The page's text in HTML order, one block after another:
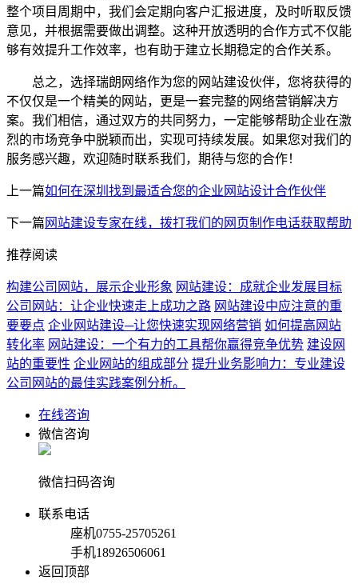
整个项目周期中，我们会定期向客户汇报进度，及时听取反馈
意见，并根据需要做出调整。这种开放透明的合作方式不仅能
够有效提升工作效率，也有助于建立长期稳定的合作关系。
总之，选择瑞朗网络作为您的网站建设伙伴，您将获得的
不仅仅是一个精美的网站，更是一套完整的网络营销解决方
案。我们相信，通过双方的共同努力，一定能够帮助企业在激
烈的市场竞争中脱颖而出，实现可持续发展。如果您对我们的
服务感兴趣，欢迎随时联系我们，期待与您的合作！
上一篇如何在深圳找到最适合您的企业网站设计合作伙伴
下一篇 网站建设专家在线，拨打我们的网页制作电话获取帮助
推荐阅读
构建公司网站，展示企业形象 网站建设：成就企业发展目标
公司网站：让企业快速走上成功之路 网站建设中应注意的重
要要点 企业网站建设─让您快速实现网络营销 如何提高网站
转化率 网站建设：一个有力的工具帮你赢得竞争优势 建设网
站的重要性 企业网站的组成部分 提升业务影响力：专业建设
公司网站的最佳实践案例分析。
在线咨询
微信咨询
微信扫码咨询
联系电话
座机0755-25705261
手机18926506061
返回顶部